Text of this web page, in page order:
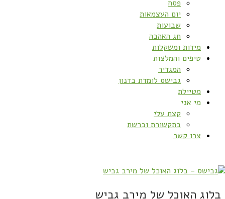
פסח
יום העצמאות
שבועות
חג האהבה
מידות ומשקלות
טיפים והמלצות
המגדיר
גבישס לומדת בדנון
מטיילת
מי אני
קצת עלי
בתקשורת וברשת
צרו קשר
בלוג האוכל של מירב גביש